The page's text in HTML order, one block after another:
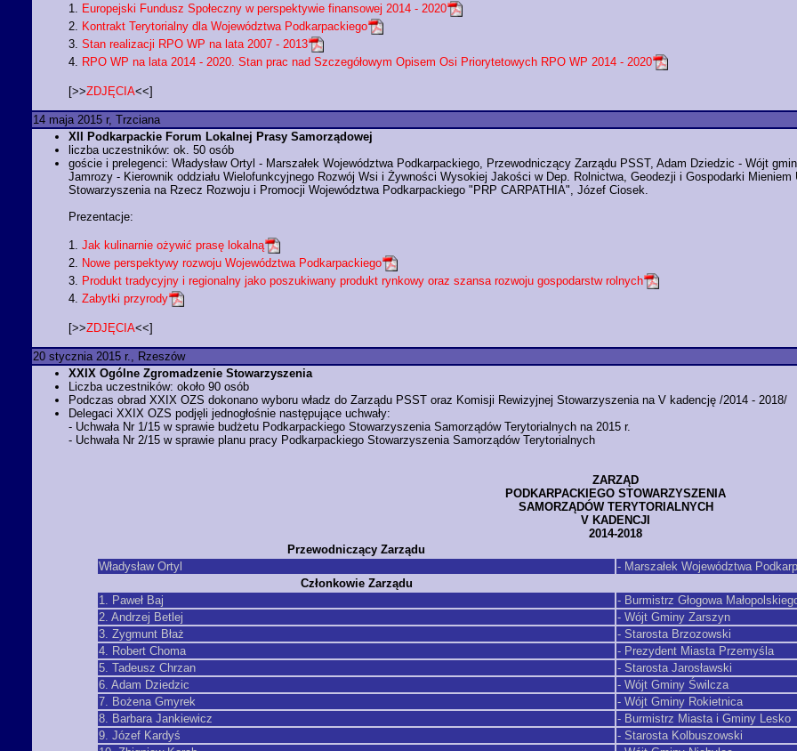
1. Europejski Fundusz Społeczny w perspektywie finansowej 2014 - 2020
2. Kontrakt Terytorialny dla Województwa Podkarpackiego
3. Stan realizacji RPO WP na lata 2007 - 2013
4. RPO WP na lata 2014 - 2020. Stan prac nad Szczegółowym Opisem Osi Priorytetowych RPO WP 2014 - 2020
[>>ZDJĘCIA<<]
14 maja 2015 r, Trzciana
XII Podkarpackie Forum Lokalnej Prasy Samorządowej
liczba uczestników: ok. 50 osób
goście i prelegenci: Władysław Ortyl - Marszałek Województwa Podkarpackiego, Przewodniczący Zarządu PSST, Adam Dziedzic - Wójt
Jamrozy - Kierownik oddziału Wielofunkcyjnego Rozwój Wsi i Żywności Wysokiej Jakości w Dep. Rolnictwa, Geodezji i Gospodarki
Stowarzyszenia na Rzecz Rozwoju i Promocji Województwa Podkarpackiego "PRP CARPATHIA", Józef Ciosek.
Prezentacje:
1. Jak kulinarnie ożywić prasę lokalną
2. Nowe perspektywy rozwoju Województwa Podkarpackiego
3. Produkt tradycyjny i regionalny jako poszukiwany produkt rynkowy oraz szansa rozwoju gospodarstw rolnych
4. Zabytki przyrody
[>>ZDJĘCIA<<]
20 stycznia 2015 r., Rzeszów
XXIX Ogólne Zgromadzenie Stowarzyszenia
Liczba uczestników: około 90 osób
Podczas obrad XXIX OZS dokonano wyboru władz do Zarządu PSST oraz Komisji Rewizyjnej Stowarzyszenia na V kadencję /2014 - 2018/
Delegaci XXIX OZS podjęli jednogłośnie następujące uchwały:
- Uchwała Nr 1/15 w sprawie budżetu Podkarpackiego Stowarzyszenia Samorządów Terytorialnych na 2015 r.
- Uchwała Nr 2/15 w sprawie planu pracy Podkarpackiego Stowarzyszenia Samorządów Terytorialnych
ZARZĄD
PODKARPACKIEGO STOWARZYSZENIA
SAMORZĄDÓW TERYTORIALNYCH
V KADENCJI
2014-2018
Przewodniczący Zarządu
Władysław Ortyl
- Marszałek Województwa
Członkowie Zarządu
1. Paweł Baj
- Burmistrz Głogowa
2. Andrzej Betlej
- Wójt Gminy Zarszyn
3. Zygmunt Błaż
- Starosta Brzozowski
4. Robert Choma
- Prezydent Miasta Przemyśla
5. Tadeusz Chrzan
- Starosta Jarosławski
6. Adam Dziedzic
- Wójt Gminy Świlcza
7. Bożena Gmyrek
- Wójt Gminy Rokietnica
8. Barbara Jankiewicz
- Burmistrz Miasta i Gminy Lesko
9. Józef Kardyś
- Starosta Kolbuszowski